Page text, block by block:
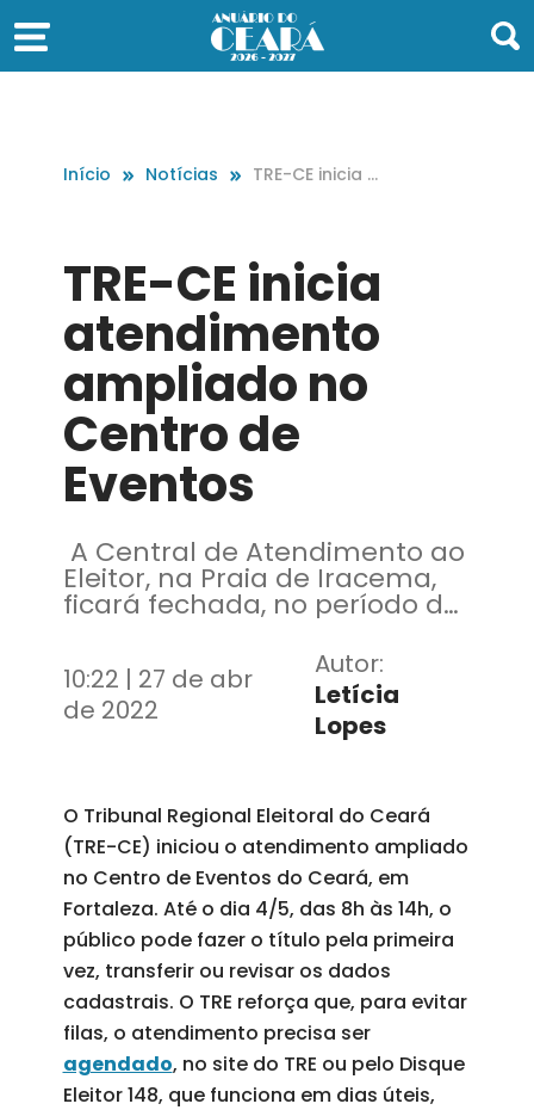
Início Notícias
TRE-CE inicia at
TRE-CE inicia
atendimento
ampliado no
Centro de
Eventos
A Central de Atendimento ao
Eleitor, na Praia de Iracema,
ficará fechada, no período de
atendimento ampliado
10:22 | 27 de abr
de 2022
Autor:
Letícia
Lopes
O Tribunal Regional Eleitoral do Ceará
(TRE-CE) iniciou o atendimento ampliado
no Centro de Eventos do Ceará, em
Fortaleza. Até o dia 4/5, das 8h às 14h, o
público pode fazer o título pela primeira
vez, transferir ou revisar os dados
cadastrais. O TRE reforça que, para evitar
filas, o atendimento precisa ser
agendado, no site do TRE ou pelo Disque
Eleitor 148, que funciona em dias úteis,